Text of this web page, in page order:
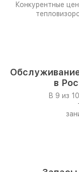
Конкурентные
в
В 9 из